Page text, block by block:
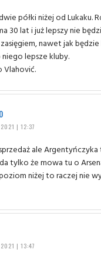
półki niżej od Lukaku.
30 lat i już lepszy nie
nawet jak
niego lepsze kluby.
Vlahović.
| 12:37
ale
tylko że mowa tu o
niżej to raczej nie
| 13:47